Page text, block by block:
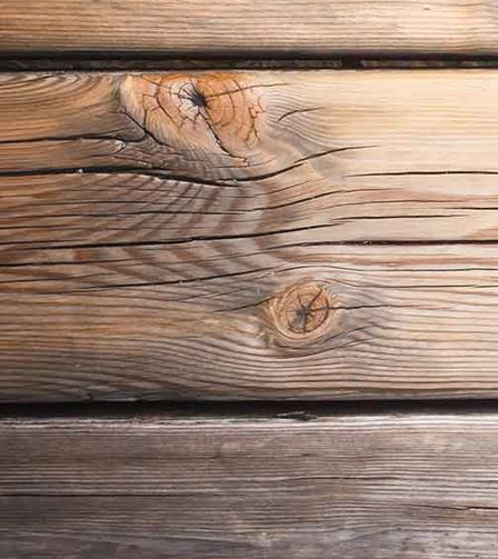
Residenzschloss mit Grünen Gewölbe